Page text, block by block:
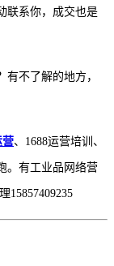
联系你，成交也是
不了解的地方，
营、1688运营培训、
。有工业品网络营
15857409235